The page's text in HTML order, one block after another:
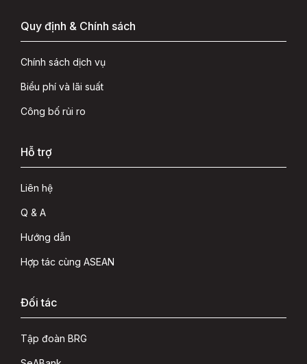
Quy định & Chính sách
Chính sách dịch vụ
Biểu phí và lãi suất
Công bố rủi ro
Hỗ trợ
Liên hệ
Q & A
Hướng dẫn
Hợp tác cùng ASEAN
Đối tác
Tập đoàn BRG